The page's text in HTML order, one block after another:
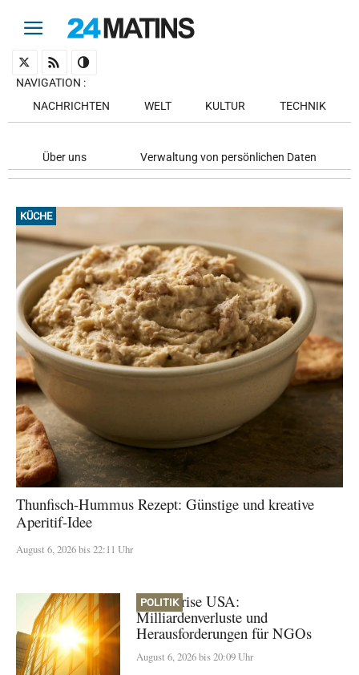
NAVIGATION :
NACHRICHTEN
WELT KULTUR TECHNIK
Über uns Verwaltung von persönlichen Daten
KÜCHE
Thunfisch-Hummus Rezept: Günstige und kreative
Aperitif-Idee
August 6, 2026 bis 22:11 Uhr
POLITIK
Klimakrise USA:
Milliardenverluste und
Herausforderungen für NGOs
August 6, 2026 bis 20:09 Uhr